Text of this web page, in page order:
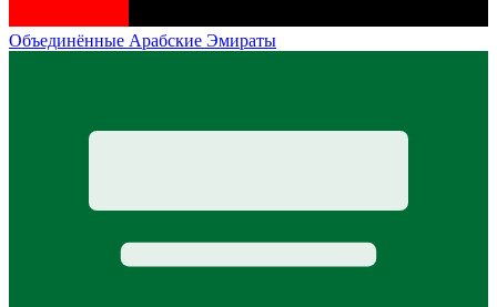
Объединённые Арабские Эмираты